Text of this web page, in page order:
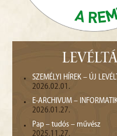
SZEMÉLYI HÍREK – ÚJ
2026.02.01.
E-ARCHIVUM –
2026.01.27.
Pap – tudós – művész
2025.11.27.